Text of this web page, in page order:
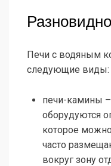
Печи с водяным
следующие виды:
печи-камины
оборудуются
которое
часто
вокруг зону